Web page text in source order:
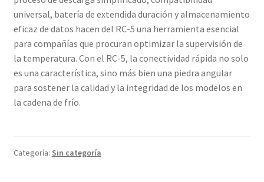
universal, batería de extendida duración y almacenamiento
eficaz de datos hacen del RC-5 una herramienta esencial
para compañías que procuran optimizar la supervisión de
la temperatura. Con el RC-5, la conectividad rápida no solo
es una característica, sino más bien una piedra angular
para sostener la calidad y la integridad de los modelos en
la cadena de frío.
Categoría: Sin categoría